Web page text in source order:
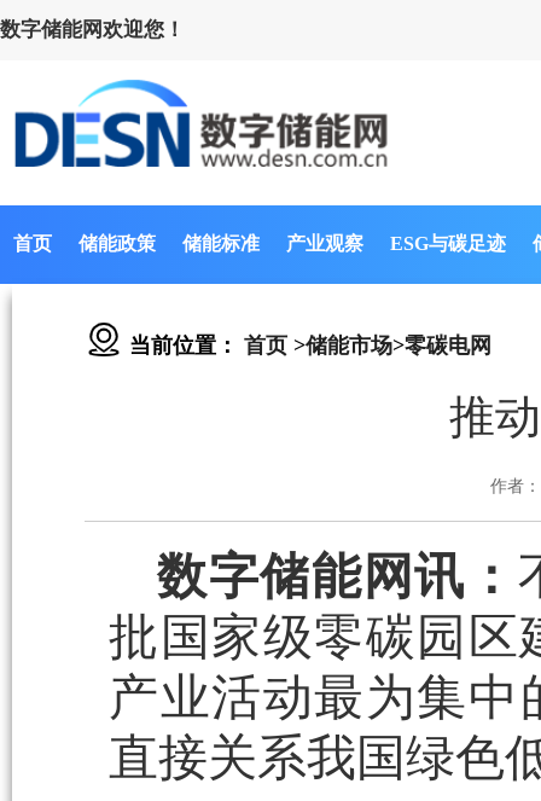
数字储能网欢迎您！
首页 储能政策 储能标准 产业观察 ESG与碳足迹
当前位置： 首页 >储能市场>零碳电网
推
作者
数字储能网讯：
批国家级零碳园区
产业活动最为集
直接关系我国绿色